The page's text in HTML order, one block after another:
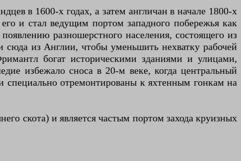
в 1600-х годах, а затем англичан в начале 1800-х
и стал ведущим портом западного побережья как
разношерстного населения, состоящего из
сюда из Англии, чтобы уменьшить нехватку рабочей
богат историческими зданиями и улицами,
избежало сноса в 20-м веке, когда центральный
специально отремонтированы к яхтенным гонкам на
скота) и является частым портом захода круизных